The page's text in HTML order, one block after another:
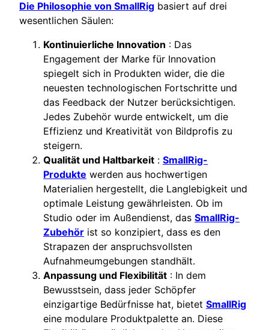
Die Philosophie von SmallRig basiert auf drei
wesentlichen Säulen:
Kontinuierliche Innovation : Das
Engagement der Marke für Innovation
spiegelt sich in Produkten wider, die die
neuesten technologischen Fortschritte und
das Feedback der Nutzer berücksichtigen.
Jedes Zubehör wurde entwickelt, um die
Effizienz und Kreativität von Bildprofis zu
steigern.
Qualität und Haltbarkeit : SmallRig-
Produkte werden aus hochwertigen
Materialien hergestellt, die Langlebigkeit und
optimale Leistung gewährleisten. Ob im
Studio oder im Außendienst, das SmallRig-
Zubehör ist so konzipiert, dass es den
Strapazen der anspruchsvollsten
Aufnahmeumgebungen standhält.
Anpassung und Flexibilität : In dem
Bewusstsein, dass jeder Schöpfer
einzigartige Bedürfnisse hat, bietet SmallRig
eine modulare Produktpalette an. Diese